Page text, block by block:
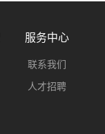
服务中心
联系我们
人才招聘